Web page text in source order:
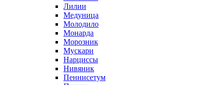
Лилии
Медуница
Молодило
Монарда
Морозник
Мускари
Нарциссы
Нивяник
Пеннисетум